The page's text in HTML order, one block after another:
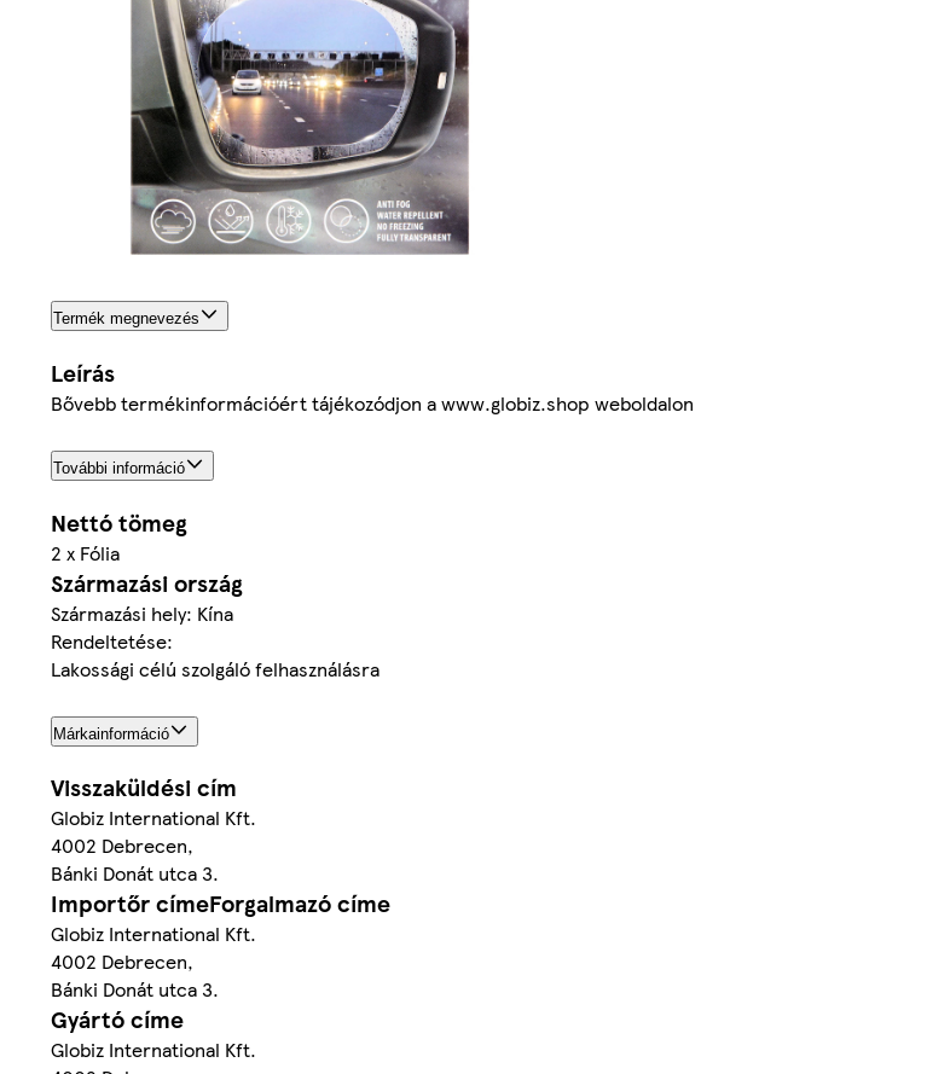
Termék megnevezés
Leírás
Bővebb termékinformációért tájékozódjon a www.globiz.shop weboldalon
További információ
Nettó tömeg
2 x Fólia
Származási ország
Származási hely: Kína
Rendeltetése:
Lakossági célú szolgáló felhasználásra
Márkainformáció
Visszaküldési cím
Globiz International Kft.
4002 Debrecen,
Bánki Donát utca 3.
Importőr címeForgalmazó címe
Globiz International Kft.
4002 Debrecen,
Bánki Donát utca 3.
Gyártó címe
Globiz International Kft.